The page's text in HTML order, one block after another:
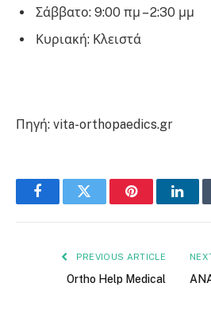
Σάββατο: 9:00 πμ – 2:30 μμ
Κυριακή: Κλειστά
Πηγή: vita-orthopaedics.gr
FacebookTwitter Pinterest
PREVIOUS ARTICLE
Ortho Help Medical